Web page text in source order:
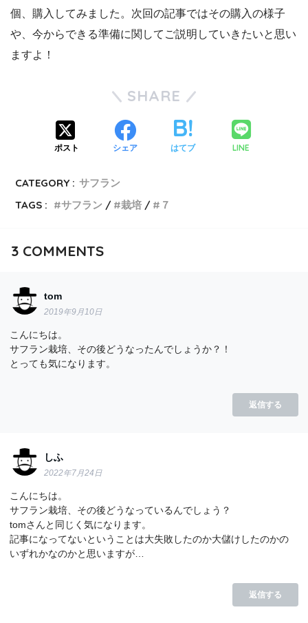
個、購入してみました。次回の記事ではその購入の様子
や、今からできる準備に関してご説明していきたいと思い
ますよ！
SHARE
ポスト シェア はてブ LINE
CATEGORY : サフラン
TAGS :
サフラン 栽培 ７
3COMMENTS
tom
2019年9月10日
こんにちは。
サフラン栽培、その後どうなったんでしょうか？！
とっても気になります。
返信する
しふ
2022年7月24日
こんにちは。
サフラン栽培、その後どうなっているんでしょう？
tomさんと同じく気になります。
記事になってないということは大失敗したのか大儲けしたのかの
いずれかなのかと思いますが…
返信する